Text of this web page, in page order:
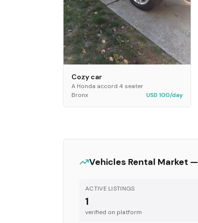
Cozy car
A Honda accord 4 seater
Bronx
USD 100/day
Vehicles Rental Market —
ACTIVE LISTINGS
1
verified on platform